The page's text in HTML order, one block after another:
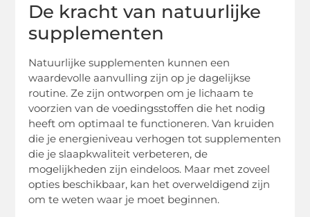
De kracht van natuurlijke
supplementen
Natuurlijke supplementen kunnen een
waardevolle aanvulling zijn op je dagelijkse
routine. Ze zijn ontworpen om je lichaam te
voorzien van de voedingsstoffen die het nodig
heeft om optimaal te functioneren. Van kruiden
die je energieniveau verhogen tot supplementen
die je slaapkwaliteit verbeteren, de
mogelijkheden zijn eindeloos. Maar met zoveel
opties beschikbaar, kan het overweldigend zijn
om te weten waar je moet beginnen.